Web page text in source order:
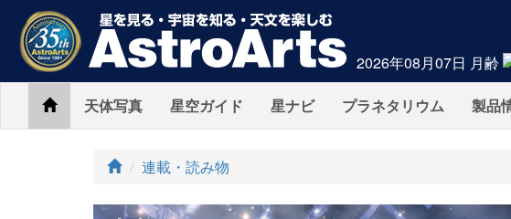
2026年08月07日 月齢
Home天体写真 星空ガイド 星ナビ プラネタリウム 製品
ト
プ
連載・読み物